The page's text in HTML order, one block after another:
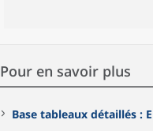
Pour en savoir plus
Base tableaux détaillés :